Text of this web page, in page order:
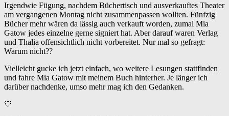
Irgendwie Fügung, nachdem Büchertisch und ausverkauftes Theater
am vergangenen Montag nicht zusammenpassen wollten. Fünfzig
Bücher mehr wären da lässig auch verkauft worden, zumal Mia
Gatow jedes einzelne gerne signiert hat. Aber darauf waren Verlag
und Thalia offensichtlich nicht vorbereitet. Nur mal so gefragt:
Warum nicht??
Vielleicht gucke ich jetzt einfach, wo weitere Lesungen stattfinden
und fahre Mia Gatow mit meinem Buch hinterher. Je länger ich
darüber nachdenke, umso mehr mag ich den Gedanken.
💙